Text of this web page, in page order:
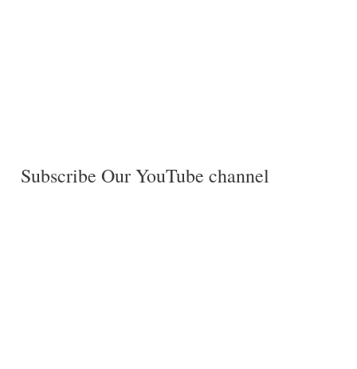
Subscribe Our YouTube channel